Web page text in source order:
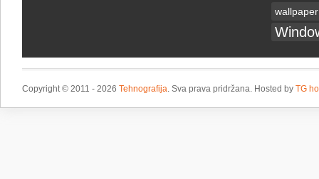
wallpaper
Copyright © 2011 - 2026 Tehnografija. Sva prava pridržana. Hosted by TG